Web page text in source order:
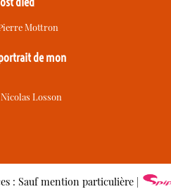
Mottron
portrait de mon
Nicolas Losson
: Sauf mention particulière |